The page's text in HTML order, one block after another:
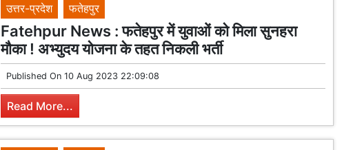
उत्तर-प्रदेश फतेहपुर
Fatehpur News : फतेहपुर में युवाओं को मिला सुनहरा
मौका ! अभ्युदय योजना के तहत निकली भर्ती
Published On 10 Aug 2023 22:09:08
Read More...